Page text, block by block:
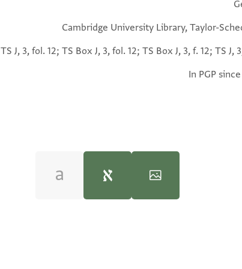
Cambridge University Library, Taylor-
TS J, 3, fol. 12; TS Box J, 3, fol. 12; TS Box J, 3, f. 12; TS J,
In PGP